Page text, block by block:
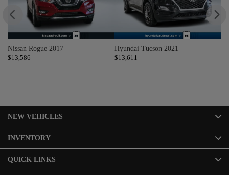
Nissan Rogue 2017
$13,586
Hyundai Tucson 2021
$13,611
NEW VEHICLES
INVENTORY
QUICK LINKS